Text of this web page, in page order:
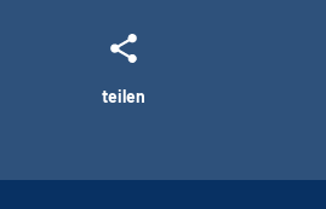
teilen